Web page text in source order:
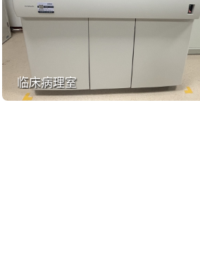
临床病理室